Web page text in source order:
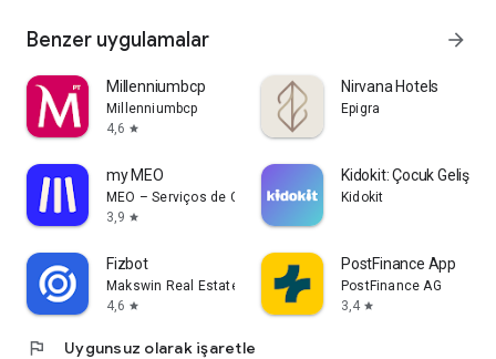
Benzer uygulamalar arrow_forward
Millenniumbcp
Millenniumbcp
4,6 star
Nirvana Hotels
Epigra
my MEO
MEO – Serviços de Comunicações e Multimédia, S.A.
3,9 star
Kidokit: Çocuk Gelişimi
Kidokit
Fizbot
Makswin Real Estate Technologies
4,6 star
PostFinance App
PostFinance AG
3,4 star
flag Uygunsuz olarak işaretle